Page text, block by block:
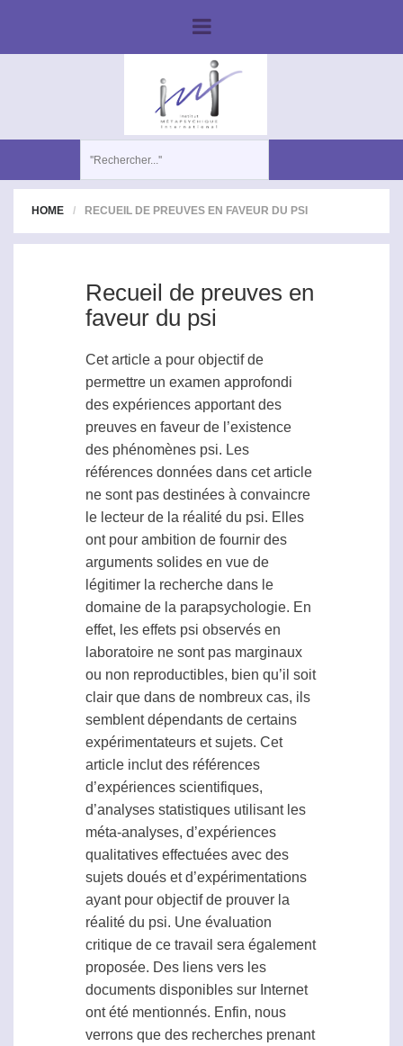
HOME RECUEIL DE PREUVES EN FAVEUR DU PSI
Recueil de preuves en
faveur du psi
Cet article a pour objectif de
permettre un examen approfondi
des expériences apportant des
preuves en faveur de l’existence
des phénomènes psi. Les
références données dans cet article
ne sont pas destinées à convaincre
le lecteur de la réalité du psi. Elles
ont pour ambition de fournir des
arguments solides en vue de
légitimer la recherche dans le
domaine de la parapsychologie. En
effet, les effets psi observés en
laboratoire ne sont pas marginaux
ou non reproductibles, bien qu’il soit
clair que dans de nombreux cas, ils
semblent dépendants de certains
expérimentateurs et sujets. Cet
article inclut des références
d’expériences scientifiques,
d’analyses statistiques utilisant les
méta-analyses, d’expériences
qualitatives effectuées avec des
sujets doués et d’expérimentations
ayant pour objectif de prouver la
réalité du psi. Une évaluation
critique de ce travail sera également
proposée. Des liens vers les
documents disponibles sur Internet
ont été mentionnés. Enfin, nous
verrons que des recherches prenant